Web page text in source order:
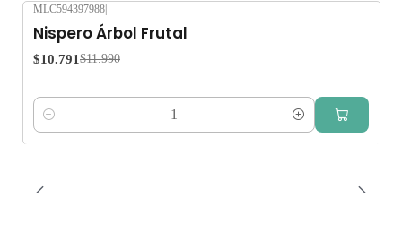
MLC594397988
Nispero Árbol Frutal
$10.791$11.990
Cantidad